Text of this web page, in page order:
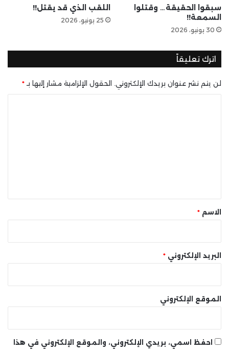
سبقوا الحقيقة… وقتلوا
السمعة!!
30 يونيو، 2026
اللقب الذي قد يقتل!!
25 يونيو، 2026
اترك تعليقاً
لن يتم نشر عنوان بريدك الإلكتروني. الحقول الإلزامية مشار إليها بـ*
* الاسم *
البريد الإلكتروني *
الموقع الإلكتروني
احفظ اسمي، بريدي الإلكتروني، والموقع الإلكتروني في هذا